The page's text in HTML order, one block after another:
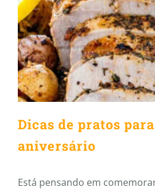
Dicas de
jantar de
Dicas de pratos
aniversário
Está pensando em